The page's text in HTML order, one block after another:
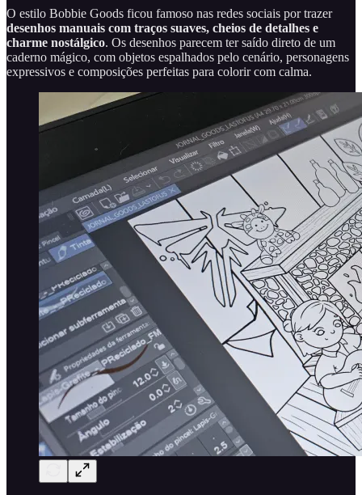
O estilo Bobbie Goods ficou famoso nas redes sociais por trazer
desenhos manuais com traços suaves, cheios de detalhes e
charme nostálgico. Os desenhos parecem ter saído direto de um
caderno mágico, com objetos espalhados pelo cenário, personagens
expressivos e composições perfeitas para colorir com calma.